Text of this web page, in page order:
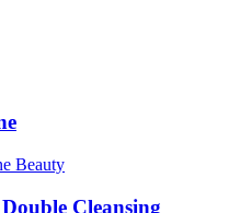
Cleansing